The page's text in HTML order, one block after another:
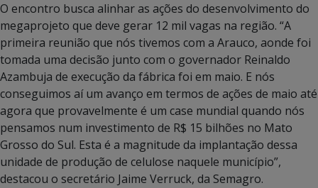
O encontro busca alinhar as ações do desenvolvimento do
megaprojeto que deve gerar 12 mil vagas na região. “A
primeira reunião que nós tivemos com a Arauco, aonde foi
tomada uma decisão junto com o governador Reinaldo
Azambuja de execução da fábrica foi em maio. E nós
conseguimos aí um avanço em termos de ações de maio até
agora que provavelmente é um case mundial quando nós
pensamos num investimento de R$ 15 bilhões no Mato
Grosso do Sul. Esta é a magnitude da implantação dessa
unidade de produção de celulose naquele município”,
destacou o secretário Jaime Verruck, da Semagro.